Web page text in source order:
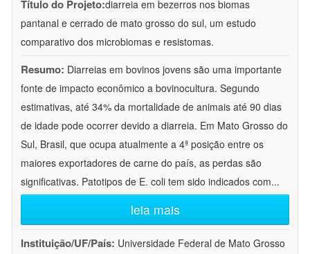
Título do Projeto:diarreia em bezerros nos biomas
pantanal e cerrado de mato grosso do sul, um estudo
comparativo dos microbiomas e resistomas.
Resumo: Diarreias em bovinos jovens são uma importante
fonte de impacto econômico a bovinocultura. Segundo
estimativas, até 34% da mortalidade de animais até 90 dias
de idade pode ocorrer devido a diarreia. Em Mato Grosso do
Sul, Brasil, que ocupa atualmente a 4ª posição entre os
maiores exportadores de carne do país, as perdas são
significativas. Patotipos de E. coli tem sido indicados com...
leia mais
Instituição/UF/País: Universidade Federal de Mato Grosso